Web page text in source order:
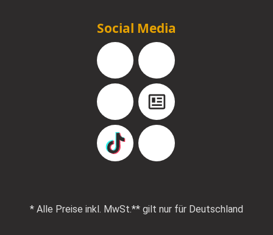
Social Media
Facebook Instagram
YouTube Blog
TikTok Pinterest
* Alle Preise inkl. MwSt.** gilt nur für Deutschland